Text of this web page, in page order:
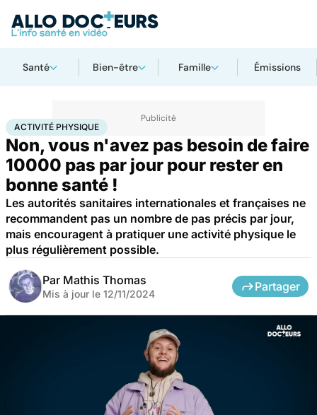
Santé Bien-être Famille Émissions
AccueilBien-êtreSport santé Activité physique
ACTIVITÉ PHYSIQUE
Non, vous n'avez pas besoin de faire
10000 pas par jour pour rester en
bonne santé !
Les autorités sanitaires internationales et françaises ne
recommandent pas un nombre de pas précis par jour,
mais encouragent à pratiquer une activité physique le
plus régulièrement possible.
Par Mathis Thomas
Mis à jour le 12/11/2024
Partager